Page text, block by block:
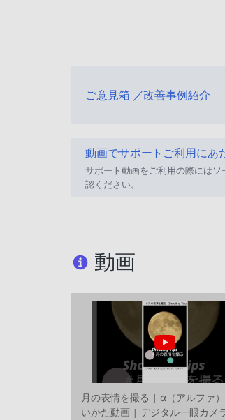
ご意見箱 ／改善事例紹介
動画でサポートご利用にあ
サポート動画をご利用の際には
認ください。
動画
月の表情を撮る | α（アルファ
いかた動画 | デジタル一眼カメ